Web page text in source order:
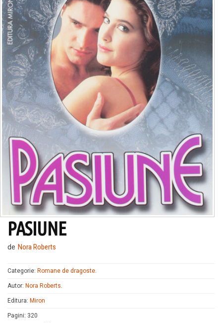
PASIUNE
de Nora Roberts
Categorie: Romane de dragoste.
Autor: Nora Roberts.
Editura: Miron
Pagini: 320